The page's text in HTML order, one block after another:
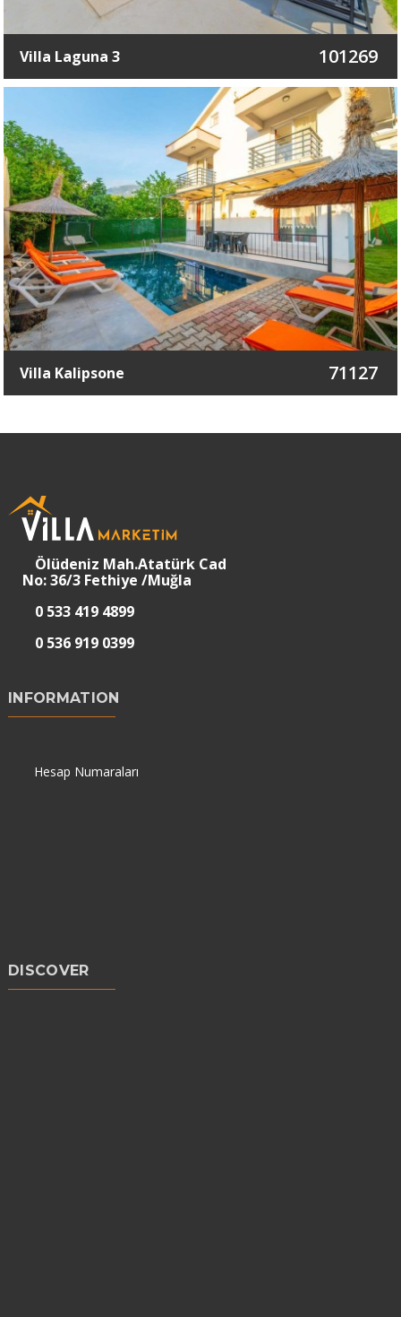
Villa Laguna 3 101269
Villa Kalipsone 71127
Ölüdeniz Mah.Atatürk Cad
No: 36/3 Fethiye /Muğla
0 533 419 4899
0 536 919 0399
INFORMATION
Hesap Numaraları
DISCOVER